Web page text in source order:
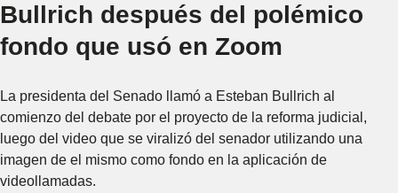
Bullrich después del polémico
fondo que usó en Zoom
La presidenta del Senado llamó a Esteban Bullrich al
comienzo del debate por el proyecto de la reforma judicial,
luego del video que se viralizó del senador utilizando una
imagen de el mismo como fondo en la aplicación de
videollamadas.